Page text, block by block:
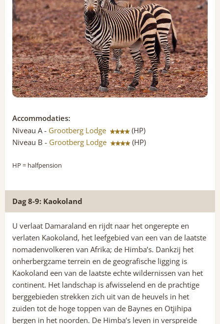
Accommodaties:
Niveau A - Grootberg Lodge
(HP)
Niveau B - Grootberg Lodge (HP)
HP = halfpension
Dag 8-9: Kaokoland
U verlaat Damaraland en rijdt naar het ongerepte en
verlaten Kaokoland, het leefgebied van een van de laatste
nomadenvolkeren van Afrika; de Himba’s. Dankzij het
onherbergzame terrein en de geografische ligging is
Kaokoland een van de laatste echte wildernissen van het
continent. Het landschap is afwisselend en de prachtige
berggebieden strekken zich uit van de heuvels in het
zuiden tot de hoge toppen van de Baynes en Otjihipa
bergen in het noorden. De Himba’s leven in verspreide